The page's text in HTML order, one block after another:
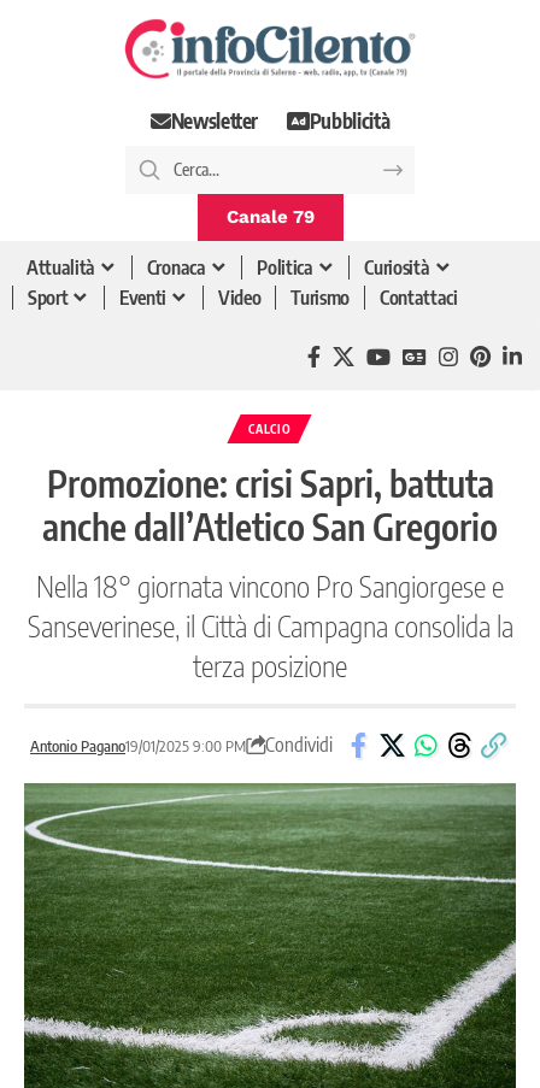
Newsletter Pubblicità
Canale 79
Attualità Cronaca Politica
Curiosità
Sport
Eventi Video Turismo Contattaci
CALCIO
Promozione: crisi Sapri, battuta
anche dall’Atletico San Gregorio
Nella 18° giornata vincono Pro Sangiorgese e
Sanseverinese, il Città di Campagna consolida la
terza posizione
Antonio Pagano19/01/2025 9:00 PM Condividi